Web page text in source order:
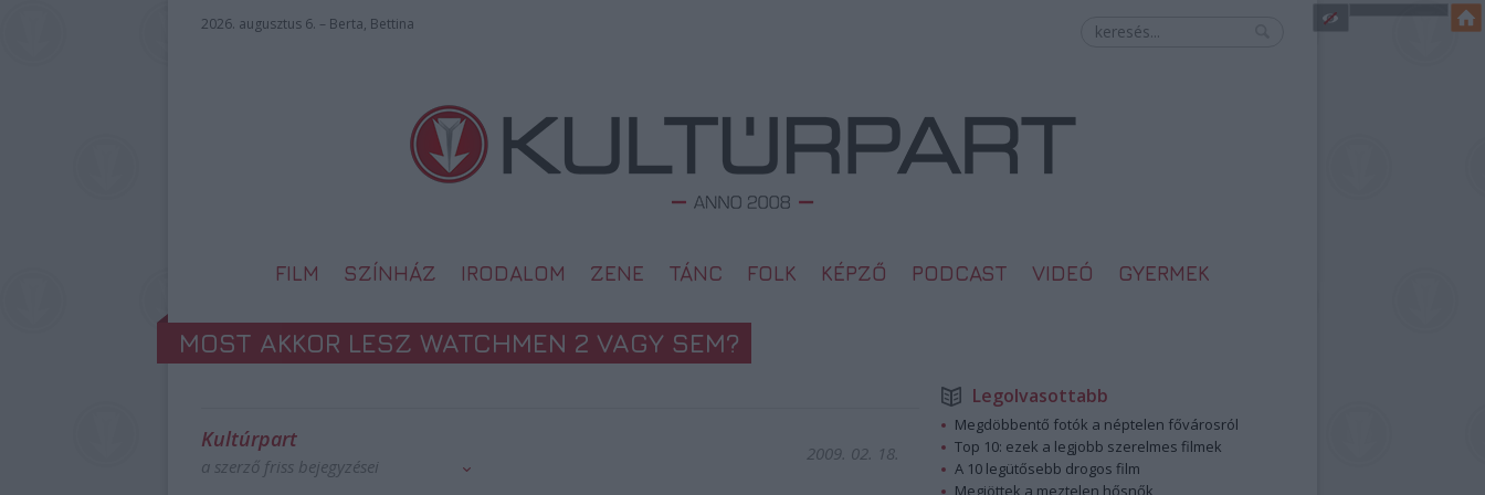
2026. augusztus 6. – Berta, Bettina
FILM SZÍNHÁZ IRODALOM ZENE TÁNC FOLK KÉPZŐ PODCAST VIDEÓ GYERMEK
MOST AKKOR LESZ WATCHMEN 2 VAGY SEM?
Kultúrpart
a szerző friss bejegyzései
2009. 02. 18.
Legolvasottabb
Megdöbbentő fotók a néptelen fővárosról
Top 10: ezek a legjobb szerelmes filmek
A 10 legütősebb drogos film
Megjöttek a meztelen hősnők